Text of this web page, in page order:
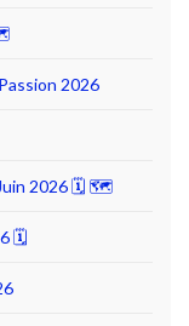
2026
Juin 2026 🗓 🗺
🗓